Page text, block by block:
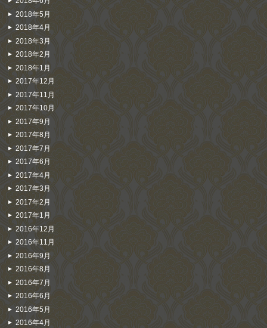
2018年5月
2018年4月
2018年3月
2018年2月
2018年1月
2017年12月
2017年11月
2017年10月
2017年9月
2017年8月
2017年7月
2017年6月
2017年4月
2017年3月
2017年2月
2017年1月
2016年12月
2016年11月
2016年9月
2016年8月
2016年7月
2016年6月
2016年5月
2016年4月